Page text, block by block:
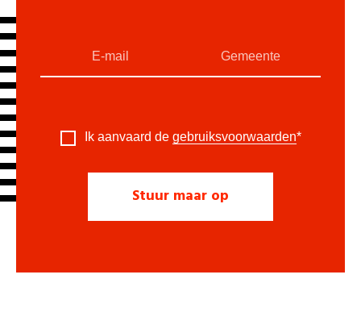
Ik aanvaard de gebruiksvoorwaarden*